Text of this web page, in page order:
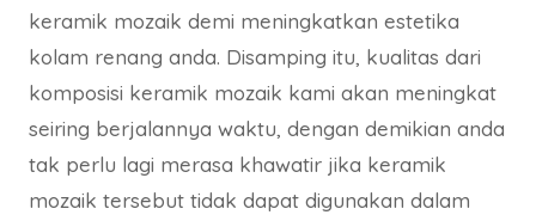
keramik mozaik demi meningkatkan estetika
kolam renang anda. Disamping itu, kualitas dari
komposisi keramik mozaik kami akan meningkat
seiring berjalannya waktu, dengan demikian anda
tak perlu lagi merasa khawatir jika keramik
mozaik tersebut tidak dapat digunakan dalam